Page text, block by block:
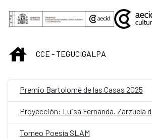
Saltar al contenido principal
INICIOCCE - TEGUCIGALPA
Premio Bartolomé de las Casas 2025
Torneo Poesía SLAM